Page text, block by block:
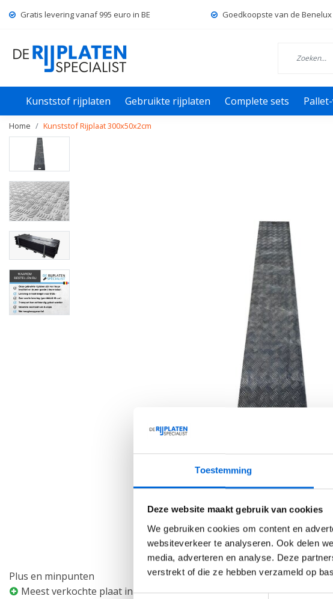
Toestemming
Deze website maakt gebruik van cookies
We gebruiken cookies om content en
websiteverkeer te analyseren. Ook delen
media, adverteren en analyse. Deze
verstrekt of die ze hebben verzameld op
Gratis leveringvanaf 995 euro in BE Goedkoopste van de Benelux
Kunststof rijplaten Gebruikte rijplaten Complete sets
Home Kunststof Rijplaat 300x50x2cm
Video
Plus en minpunten
Meest verkochte plaat in de Benelux